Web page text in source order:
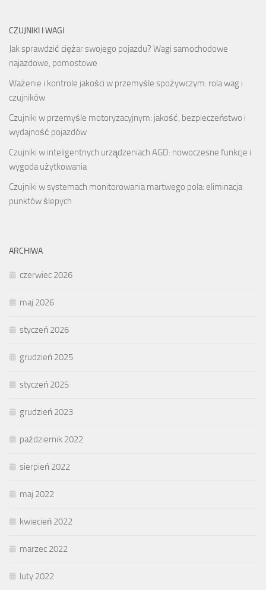
CZUJNIKI I WAGI
Jak sprawdzić ciężar swojego pojazdu? Wagi samochodowe
najazdowe, pomostowe
Ważenie i kontrole jakości w przemyśle spożywczym: rola wag i
czujników
Czujniki w przemyśle motoryzacyjnym: jakość, bezpieczeństwo i
wydajność pojazdów
Czujniki w inteligentnych urządzeniach AGD: nowoczesne funkcje i
wygoda użytkowania
Czujniki w systemach monitorowania martwego pola: eliminacja
punktów ślepych
ARCHIWA
czerwiec 2026
maj 2026
styczeń 2026
grudzień 2025
styczeń 2025
grudzień 2023
październik 2022
sierpień 2022
maj 2022
kwiecień 2022
marzec 2022
luty 2022